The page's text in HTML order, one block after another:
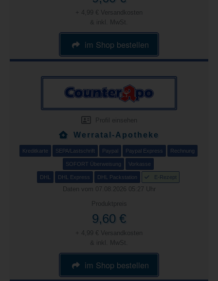
+ 4,99 € Versandkosten
& inkl. MwSt.
im Shop bestellen
Profil einsehen
Werratal-Apotheke
Kreditkarte SEPA/Lastschrift Paypal Paypal Express Rechnung
SOFORT Überweisung Vorkasse
DHL DHL Express DHL Packstation E-Rezept
Daten vom 07.08.2026 05:27 Uhr
Produktpreis
9,60 €
+ 4,99 € Versandkosten
& inkl. MwSt.
im Shop bestellen